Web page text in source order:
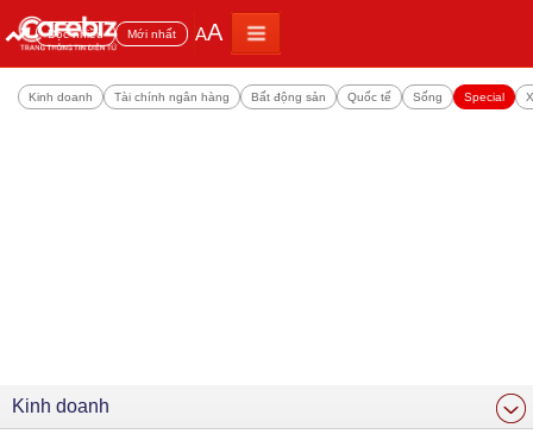
Đọc nhiều Mới nhất AA
Kinh doanh Tài chính ngân hàng Bất động sản Quốc tế Sống Special
Kinh doanh